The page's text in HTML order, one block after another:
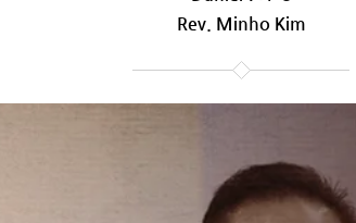
Rev. Minho Kim